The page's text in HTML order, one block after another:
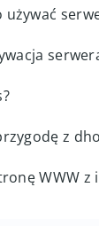
z
WWW